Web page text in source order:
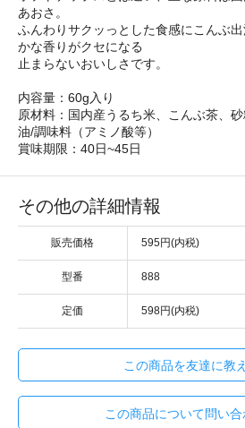
あおさ。
ふんわりサクッっとした食感にこんぶ
かな香りがクセになる
止まらないおいしさです。
内容量：60g入り
原材料：国内産うるち米、こんぶ茶、
油/調味料（アミノ酸等）
賞味期限：40日~45日
その他の詳細情報
販売価格 595円(内税)
型番 888
定価 598円(内税)
この商品を友達に教
この商品について問い合